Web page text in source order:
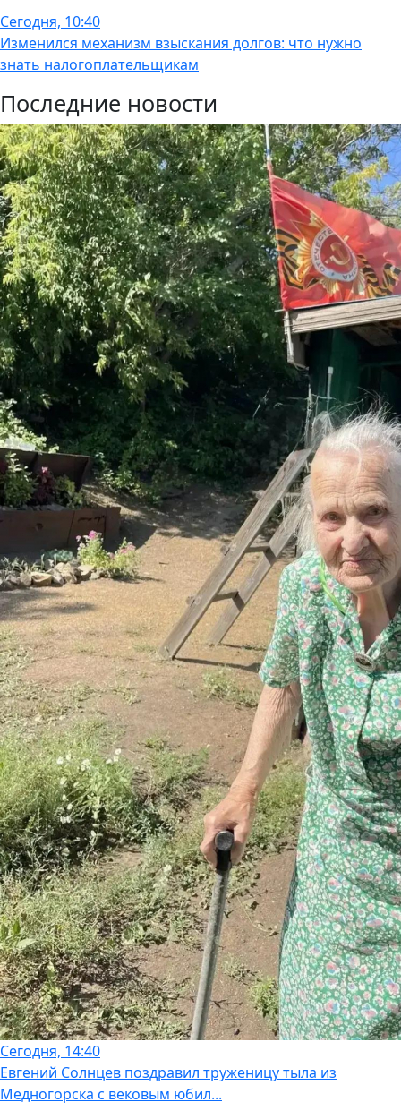
Сегодня, 10:40
Изменился механизм взыскания долгов: что нужно
знать налогоплательщикам
Последние новости
Сегодня, 14:40
Евгений Солнцев поздравил труженицу тыла из
Медногорска с вековым юбил...